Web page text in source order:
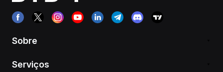
Sobre
Serviços